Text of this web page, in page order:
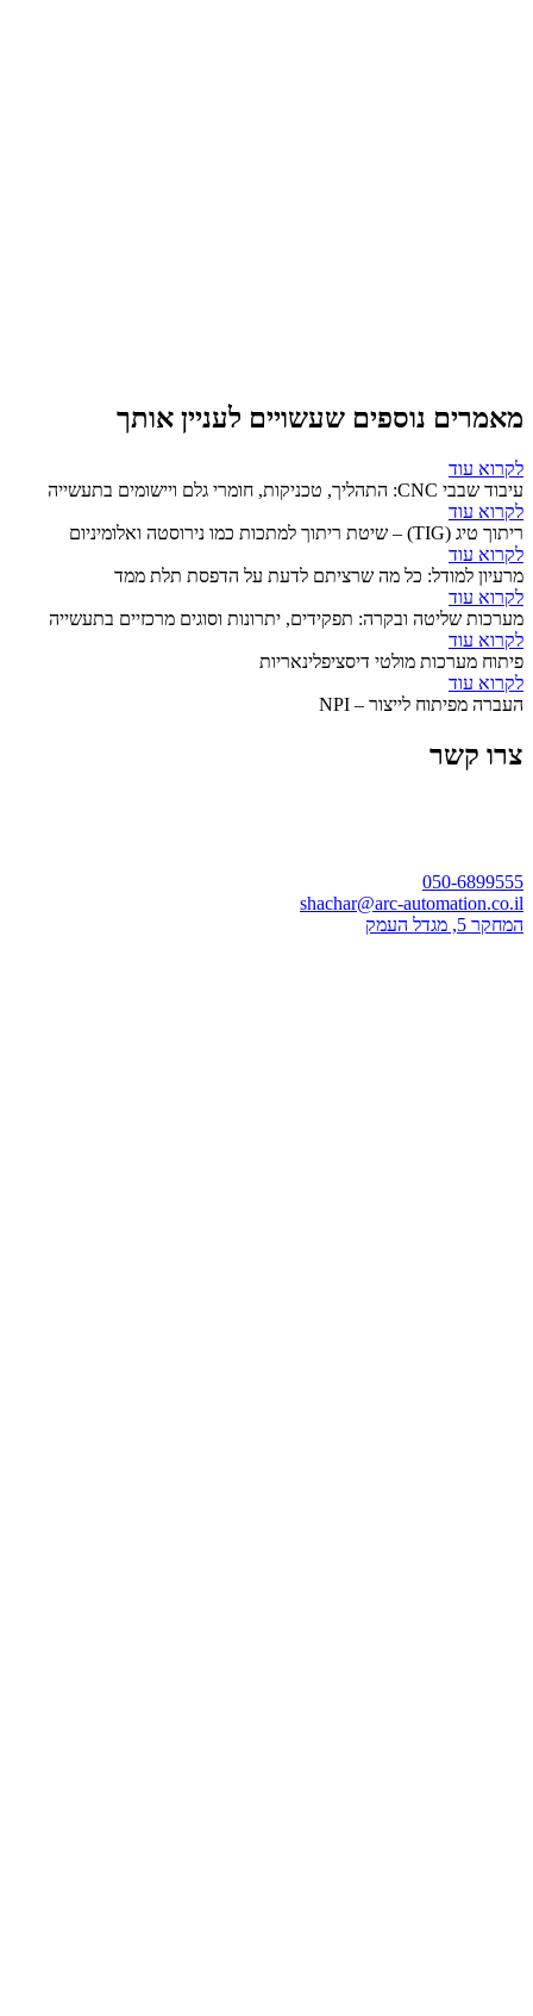
מאמרים נוספים שעשויים לעניין אותך
לקרוא עוד
עיבוד שבבי CNC: התהליך, טכניקות, חומרי גלם ויישומים בתעשייה
לקרוא עוד
ריתוך טיג (TIG) – שיטת ריתוך למתכות כמו נירוסטה ואלומיניום
לקרוא עוד
מרעיון למודל: כל מה שרציתם לדעת על הדפסת תלת ממד
לקרוא עוד
מערכות שליטה ובקרה: תפקידים, יתרונות וסוגים מרכזיים בתעשייה
לקרוא עוד
פיתוח מערכות מולטי דיסציפלינאריות
לקרוא עוד
העברה מפיתוח לייצור – NPI
צרו קשר
050-6899555
shachar@arc-automation.co.il
המחקר 5, מגדל העמק